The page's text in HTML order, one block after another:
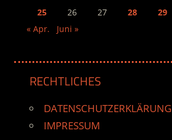
25
26 27 28 29
« Apr.
Juni »
RECHTLICHES
DATENSCHUTZERKLÄRUNG
IMPRESSUM